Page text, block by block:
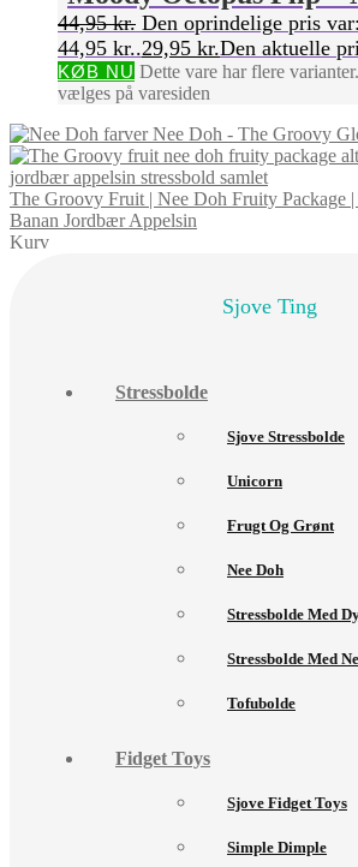
44,95kr. Den oprindelige pris var:
44,95 kr..29,95 kr.Den aktuelle
KØB NU Dette vare har flere
vælges på varesiden
Nee Doh - The Groovy
The Groovy Fruit | Nee Doh Fruity Package |
Banan Jordbær Appelsin
Kurv
Sjove Ting
Stressbolde
Sjove Stressbolde
Unicorn
Frugt Og Grønt
Nee Doh
Stressbolde Med
Stressbolde Med
Tofubolde
Fidget Toys
Sjove Fidget Toys
Simple Dimple